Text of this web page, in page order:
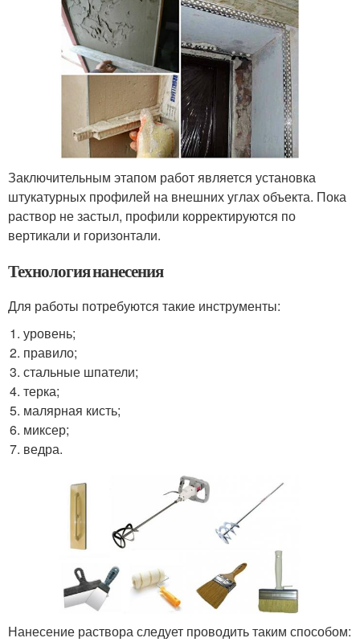
Заключительным этапом работ является установка
штукатурных профилей на внешних углах объекта. Пока
раствор не застыл, профили корректируются по
вертикали и горизонтали.
Технология нанесения
Для работы потребуются такие инструменты:
уровень;
правило;
стальные шпатели;
терка;
малярная кисть;
миксер;
ведра.
Нанесение раствора следует проводить таким способом: